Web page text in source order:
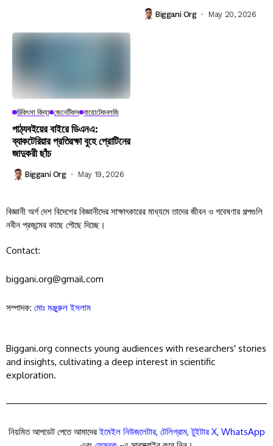
Biggani Org May 20, 2026
চিকিৎসা বিদ্যা জেনেটিকস বায়োটেকনলজি
পাঠ্যবইয়ের বাইরে ডিএনএ:
ব্যাকটেরিয়ার প্রতিরক্ষা বুহে প্রোটিনের
জাদুকরী ছাঁচ
Biggani Org May 19, 2026
বিজ্ঞানী অর্গ দেশ বিদেশের বিজ্ঞানীদের সাক্ষাৎকারের মাধ্যমে তাদের জীবন ও গবেষণার গল্পগুলি
নবীন প্রজন্মের কাছে পৌছে দিচ্ছে।
Contact:
biggani.org@gmail.com
সম্পাদক: মোঃ মঞ্জুরুল ইসলাম
Biggani.org connects young audiences with researchers' stories
and insights, cultivating a deep interest in scientific
exploration.
নিয়মিত আপডেট পেতে আমাদেরইমেইল নিউজলেটার, টেলিগ্রাম,টুইটার X, WhatsApp